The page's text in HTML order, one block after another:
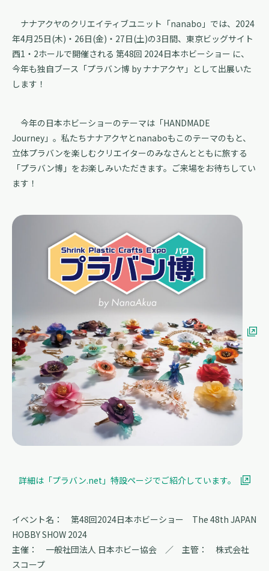
ナナアクヤのクリエイティブユニット「nanabo」では、2024
年4月25日(木)・26日(金)・27日(土)の3日間、東京ビッグサイト
西1・2ホールで開催される 第48回 2024日本ホビーショー に、
今年も独自ブース「プラバン博 by ナナアクヤ」として出展いた
します！
今年の日本ホビーショーのテーマは「HANDMADE
Journey」。私たちナナアクヤとnanaboもこのテーマのもと、
立体プラバンを楽しむクリエイターのみなさんとともに旅する
「プラバン博」をお楽しみいただきます。ご来場をお待ちしてい
ます！
詳細は「プラバン.net」特設ページでご紹介しています。
イベント名： 第48回2024日本ホビーショー The 48th JAPAN
HOBBY SHOW 2024
主催： 一般社団法人 日本ホビー協会 ／ 主管： 株式会社
スコープ